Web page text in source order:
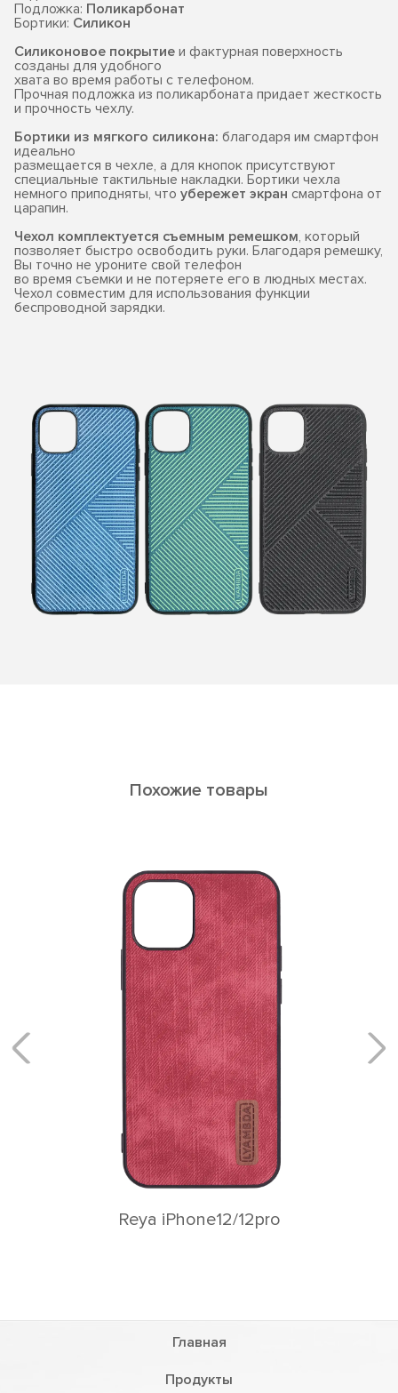
Подложка: Поликарбонат
Бортики: Силикон
Силиконовое покрытие и фактурная поверхность
созданы для удобного
хвата во время работы с телефоном.
Прочная подложка из поликарбоната придает жесткость
и прочность чехлу.
Бортики из мягкого силикона: благодаря им смартфон
идеально
размещается в чехле, а для кнопок присутствуют
специальные тактильные накладки. Бортики чехла
немного приподняты, что убережет экран смартфона от
царапин.
Чехол комплектуется съемным ремешком, который
позволяет быстро освободить руки. Благодаря ремешку,
Вы точно не уроните свой телефон
во время съемки и не потеряете его в людных местах.
Чехол совместим для использования функции
беспроводной зарядки.
Похожие товары
Главная
Продукты